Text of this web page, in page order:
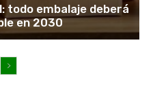
todo embalaje deberá
en 2030